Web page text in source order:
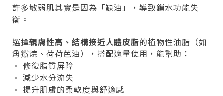
許多敏弱肌其實是因為「缺油」，導致鎖水功能失
衡。
選擇親膚性高、結構接近人體皮脂的植物性油脂（如
角鯊烷、荷荷芭油），搭配適量使用，能幫助：
• 修復脂質屏障
• 減少水分流失
• 提升肌膚的柔軟度與舒適感